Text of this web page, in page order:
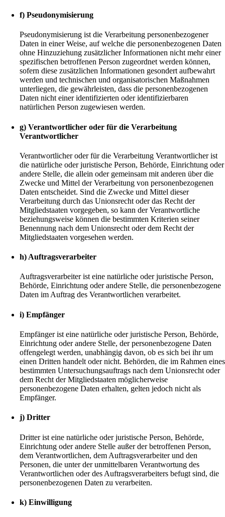
f) Pseudonymisierung
Pseudonymisierung ist die Verarbeitung personenbezogener
Daten in einer Weise, auf welche die personenbezogenen Daten
ohne Hinzuziehung zusätzlicher Informationen nicht mehr einer
spezifischen betroffenen Person zugeordnet werden können,
sofern diese zusätzlichen Informationen gesondert aufbewahrt
werden und technischen und organisatorischen Maßnahmen
unterliegen, die gewährleisten, dass die personenbezogenen
Daten nicht einer identifizierten oder identifizierbaren
natürlichen Person zugewiesen werden.
g) Verantwortlicher oder für die Verarbeitung
Verantwortlicher
Verantwortlicher oder für die Verarbeitung Verantwortlicher ist
die natürliche oder juristische Person, Behörde, Einrichtung oder
andere Stelle, die allein oder gemeinsam mit anderen über die
Zwecke und Mittel der Verarbeitung von personenbezogenen
Daten entscheidet. Sind die Zwecke und Mittel dieser
Verarbeitung durch das Unionsrecht oder das Recht der
Mitgliedstaaten vorgegeben, so kann der Verantwortliche
beziehungsweise können die bestimmten Kriterien seiner
Benennung nach dem Unionsrecht oder dem Recht der
Mitgliedstaaten vorgesehen werden.
h) Auftragsverarbeiter
Auftragsverarbeiter ist eine natürliche oder juristische Person,
Behörde, Einrichtung oder andere Stelle, die personenbezogene
Daten im Auftrag des Verantwortlichen verarbeitet.
i) Empfänger
Empfänger ist eine natürliche oder juristische Person, Behörde,
Einrichtung oder andere Stelle, der personenbezogene Daten
offengelegt werden, unabhängig davon, ob es sich bei ihr um
einen Dritten handelt oder nicht. Behörden, die im Rahmen eines
bestimmten Untersuchungsauftrags nach dem Unionsrecht oder
dem Recht der Mitgliedstaaten möglicherweise
personenbezogene Daten erhalten, gelten jedoch nicht als
Empfänger.
j) Dritter
Dritter ist eine natürliche oder juristische Person, Behörde,
Einrichtung oder andere Stelle außer der betroffenen Person,
dem Verantwortlichen, dem Auftragsverarbeiter und den
Personen, die unter der unmittelbaren Verantwortung des
Verantwortlichen oder des Auftragsverarbeiters befugt sind, die
personenbezogenen Daten zu verarbeiten.
k) Einwilligung